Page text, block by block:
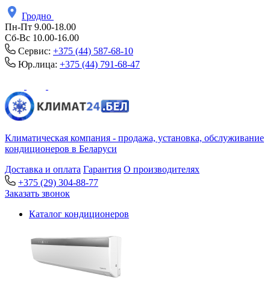
Гродно
Пн-Пт 9.00-18.00
Сб-Вс 10.00-16.00
Сервис: +375 (44) 587-68-10
Юр.лица: +375 (44) 791-68-47
Климатическая компания - продажа, установка, обслуживание
кондиционеров в Беларуси
Доставка и оплата Гарантия О производителях
+375 (29) 304-88-77
Заказать звонок
Каталог кондиционеров